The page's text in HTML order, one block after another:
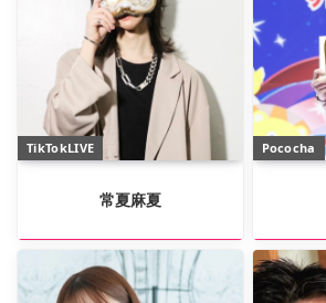
TikTokLIVE
常夏麻夏
Pococha